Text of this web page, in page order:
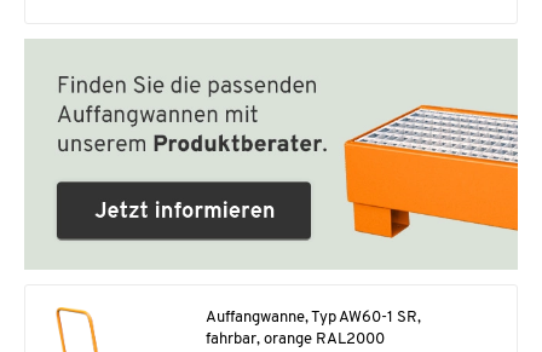
Auffangwanne, Typ AW60-1 SR,
fahrbar, orange RAL2000